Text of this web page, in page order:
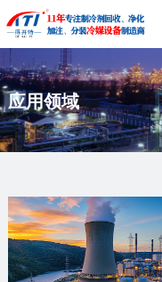
网
站
首
页
关
于
我
产
品
心
工
案
例
用
领
企
业
视
应用领域